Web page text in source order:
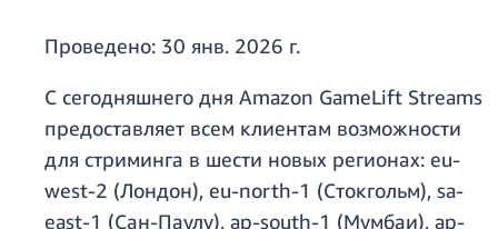
Проведено: 30 янв. 2026 г.
С сегодняшнего дня Amazon GameLift Streams
предоставляет всем клиентам возможности
для стриминга в шести новых регионах: eu-
west-2 (Лондон), eu-north-1 (Стокгольм), sa-
east-1 (Сан-Паулу), ap-south-1 (Мумбаи), ap-